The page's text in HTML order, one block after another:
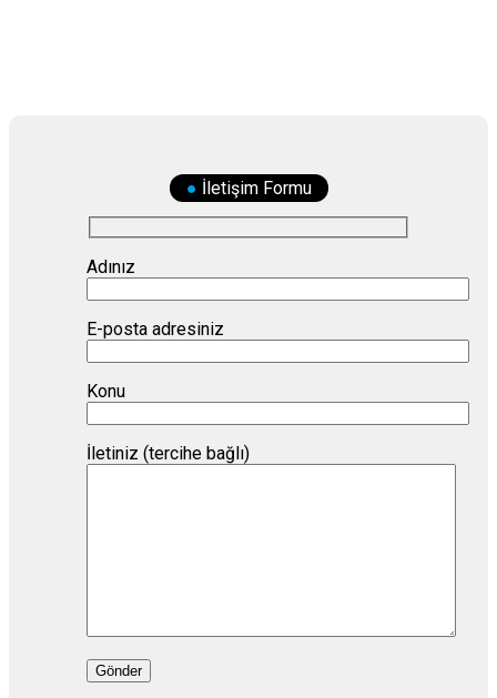
● İletişim Formu
Adınız
E-posta adresiniz
Konu
İletiniz (tercihe bağlı)